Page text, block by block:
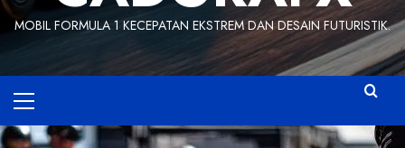
MOBIL FORMULA 1 KECEPATAN EKSTREM DAN DESAIN FUTURISTIK.
Menu